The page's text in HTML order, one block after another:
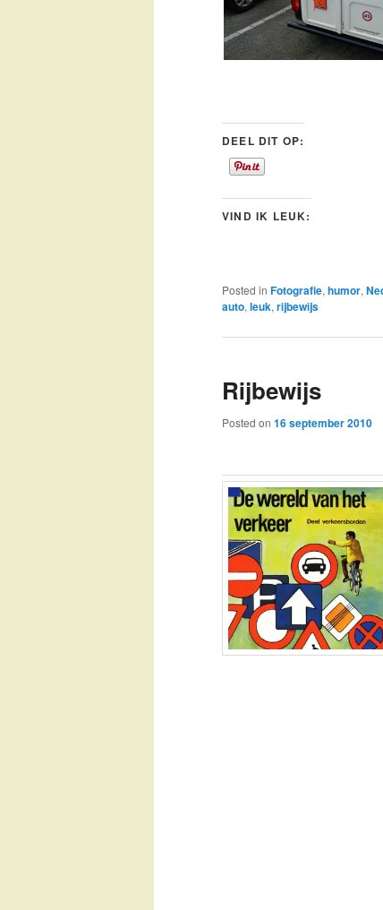
DEEL DIT OP:
VIND IK LEUK:
Posted in Fotografie, humor,
auto, leuk, rijbewijs
Rijbewijs
Posted on 16 september 2010